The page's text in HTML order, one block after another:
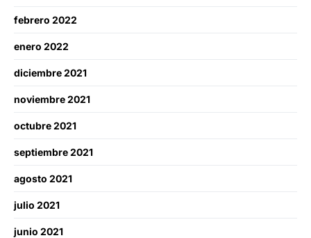
febrero 2022
enero 2022
diciembre 2021
noviembre 2021
octubre 2021
septiembre 2021
agosto 2021
julio 2021
junio 2021